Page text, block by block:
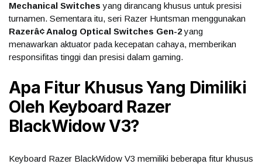
Mechanical Switches yang dirancang khusus untuk presisi
turnamen. Sementara itu, seri Razer Huntsman menggunakan
Razerâ¢ Analog Optical Switches Gen-2yang
menawarkan aktuator pada kecepatan cahaya, memberikan
responsifitas tinggi dan presisi dalam gaming.
Apa Fitur Khusus Yang Dimiliki
Oleh Keyboard Razer
BlackWidow V3?
Keyboard Razer BlackWidow V3 memiliki beberapa fitur khusus